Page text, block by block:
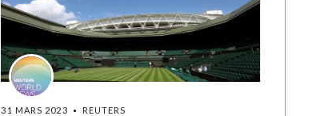
31 MARS 2023 REUTERS